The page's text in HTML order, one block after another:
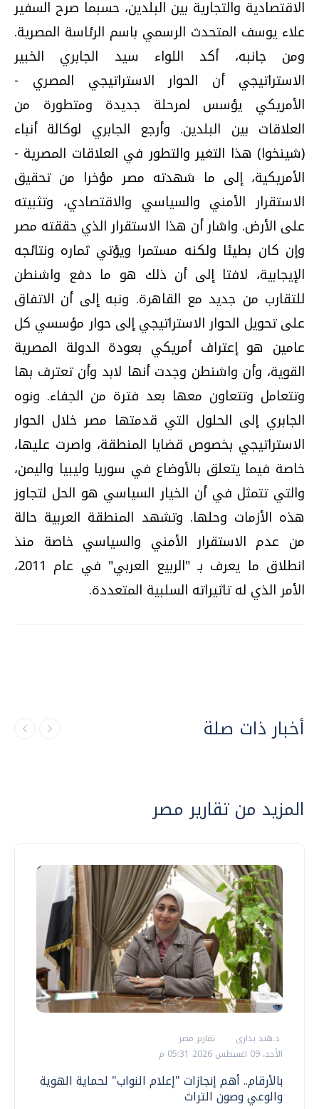
الاقتصادية والتجارية بين البلدين، حسبما صرح السفير
علاء يوسف المتحدث الرسمي باسم الرئاسة المصرية.
ومن جانبه، أكد اللواء سيد الجابري الخبير
الاستراتيجي أن الحوار الاستراتيجي المصري -
الأمريكي يؤسس لمرحلة جديدة ومتطورة من
العلاقات بين البلدين. وأرجع الجابري لوكالة أنباء
(شينخوا) هذا التغير والتطور في العلاقات المصرية -
الأمريكية، إلى ما شهدته مصر مؤخرا من تحقيق
الاستقرار الأمني والسياسي والاقتصادي، وتثبيته
على الأرض. واشار أن هذا الاستقرار الذي حققته مصر
وإن كان بطيئا ولكنه مستمرا ويؤتي ثماره ونتائجه
الإيجابية، لافتا إلى أن ذلك هو ما دفع واشنطن
للتقارب من جديد مع القاهرة. ونبه إلى أن الاتفاق
على تحويل الحوار الاستراتيجي إلى حوار مؤسسي كل
عامين هو إعتراف أمريكي بعودة الدولة المصرية
القوية، وأن واشنطن وجدت أنها لابد وأن تعترف بها
وتتعامل وتتعاون معها بعد فترة من الجفاء. ونوه
الجابري إلى الحلول التي قدمتها مصر خلال الحوار
الاستراتيجي بخصوص قضايا المنطقة، واصرت عليها،
خاصة فيما يتعلق بالأوضاع في سوريا وليبيا واليمن،
والتي تتمثل في أن الخيار السياسي هو الحل لتجاوز
هذه الأزمات وحلها. وتشهد المنطقة العربية حالة
من عدم الاستقرار الأمني والسياسي خاصة منذ
انطلاق ما يعرف بـ "الربيع العربي" في عام 2011،
الأمر الذي له تاثيراته السلبية المتعددة.
أخبار ذات صلة
المزيد من تقارير مصر
د.هند بدارى
تقارير مصر
الأحد، 09 اغسطس 2026 05:31 م
بالأرقام.. أهم إنجازات "إعلام النواب" لحماية الهوية
والوعي وصون التراث